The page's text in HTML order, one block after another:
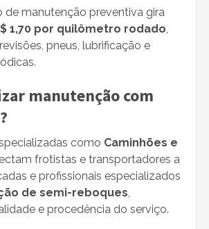
de manutenção preventiva gira
1,70 por quilômetro rodado,
pneus, lubrificação e
manutenção com
como Caminhões e
frotistas e transportadores a
e profissionais especializados
de semi-reboques,
e procedência do serviço.